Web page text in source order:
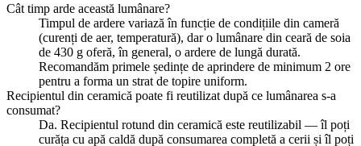
Cât timp arde această lumânare?
Timpul de ardere variază în funcție de condițiile din cameră
(curenți de aer, temperatură), dar o lumânare din ceară de soia
de 430 g oferă, în general, o ardere de lungă durată.
Recomandăm primele ședințe de aprindere de minimum 2 ore
pentru a forma un strat de topire uniform.
Recipientul din ceramică poate fi reutilizat după ce lumânarea s-a
consumat?
Da. Recipientul rotund din ceramică este reutilizabil — îl poți
curăța cu apă caldă după consumarea completă a cerii și îl poți